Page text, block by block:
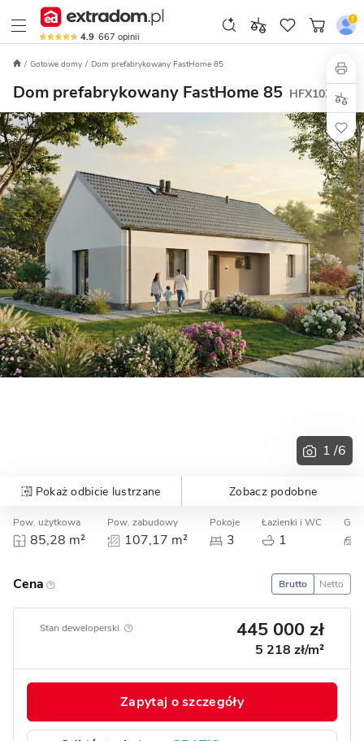
4.9 667 opinii
Gotowe domy Dom prefabrykowany FastHome 85
Dom prefabrykowany FastHome 85 HFX1030
1 /6
Pokaż odbicie lustrzane Zobacz podobne
Pow. użytkowa
85,28 m²
Pow. zabudowy
107,17 m²
Pokoje
3
Łazienki i WC
1
Cena Brutto Netto
Stan deweloperski 445 000 zł
5 218 zł/m²
Zapytaj o szczegóły